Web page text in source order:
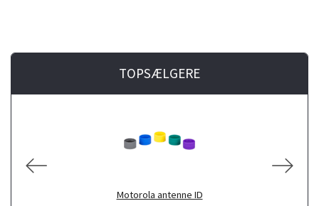
TOPSÆLGERE
Motorola antenne ID